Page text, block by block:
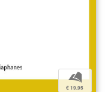
b
€ 19,95